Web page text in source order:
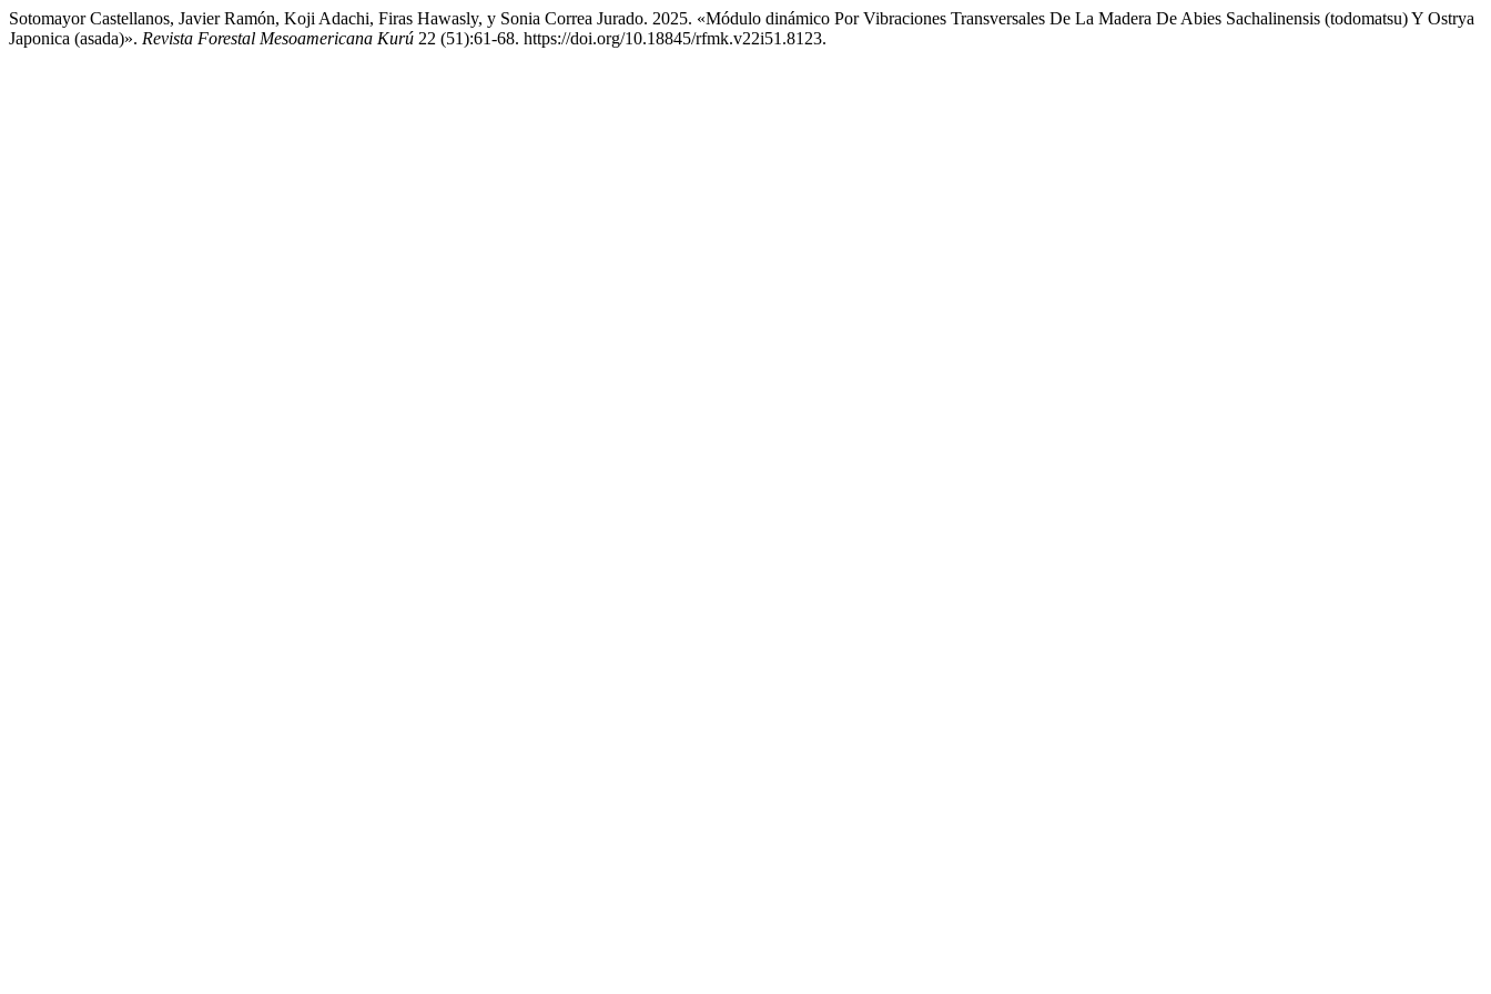
Sotomayor Castellanos, Javier Ramón, Koji Adachi, Firas Hawasly, y Sonia Correa Jurado. 2025. «Módulo dinámico Por Vibraciones Transversales De La Madera De Abies Sachalinensis (todomatsu) Y Ostrya
Japonica (asada)». Revista Forestal Mesoamericana Kurú 22 (51):61-68. https://doi.org/10.18845/rfmk.v22i51.8123.